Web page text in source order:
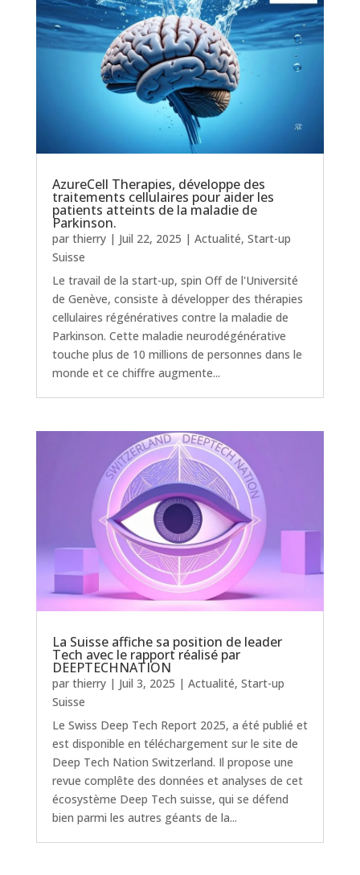
AzureCell Therapies, développe des
traitements cellulaires pour aider les
patients atteints de la maladie de
Parkinson.
par thierry| Juil 22, 2025 | Actualité, Start-up
Suisse
Le travail de la start-up, spin Off de l'Université
de Genève, consiste à développer des thérapies
cellulaires régénératives contre la maladie de
Parkinson. Cette maladie neurodégénérative
touche plus de 10 millions de personnes dans le
monde et ce chiffre augmente...
La Suisse affiche sa position de leader
Tech avec le rapport réalisé par
DEEPTECHNATION
par thierry| Juil 3, 2025 | Actualité, Start-up
Suisse
Le Swiss Deep Tech Report 2025, a été publié et
est disponible en téléchargement sur le site de
Deep Tech Nation Switzerland. Il propose une
revue complête des données et analyses de cet
écosystème Deep Tech suisse, qui se défend
bien parmi les autres géants de la...